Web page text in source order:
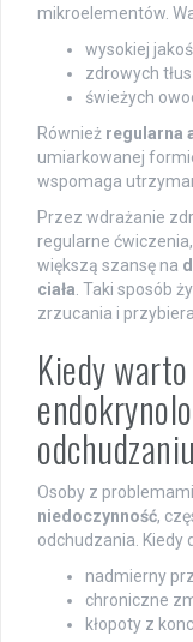
mikroelementów.
wysokiej
zdrowych
świeżych
Również regularna
umiarkowanej
wspomaga
Przez wdrażanie
regularne
większą szansę na
ciała . Taki sposób
zrzucania i
Kiedy
Osoby z
niedoczynność,
odchudzania. Kiedy
nadmierny
chroniczne
kłopoty z